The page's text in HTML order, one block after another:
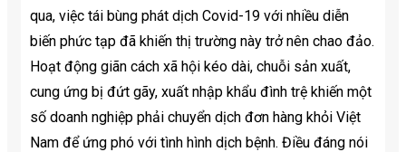
qua, việc tái bùng phát dịch Covid-19 với nhiều diễn
biến phức tạp đã khiến thị trường này trở nên chao đảo.
Hoạt động giãn cách xã hội kéo dài, chuỗi sản xuất,
cung ứng bị đứt gãy, xuất nhập khẩu đình trệ khiến một
số doanh nghiệp phải chuyển dịch đơn hàng khỏi Việt
Nam để ứng phó với tình hình dịch bệnh. Điều đáng nói